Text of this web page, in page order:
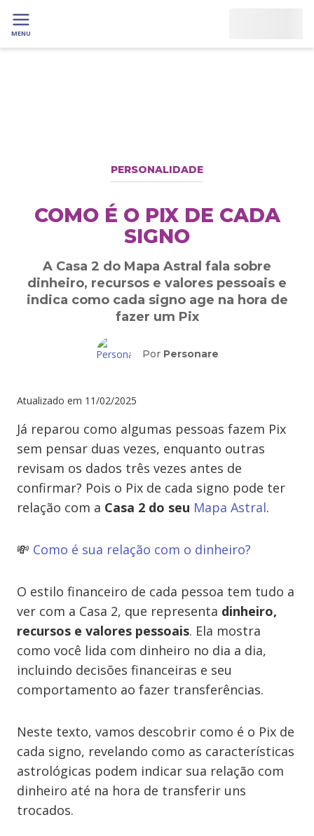
MENU
PERSONALIDADE
COMO É O PIX DE CADA
SIGNO
A Casa 2 do Mapa Astral fala sobre
dinheiro, recursos e valores pessoais e
indica como cada signo age na hora de
fazer um Pix
Por Personare
Atualizado em 11/02/2025
Já reparou como algumas pessoas fazem Pix
sem pensar duas vezes, enquanto outras
revisam os dados três vezes antes de
confirmar? Pois o Pix de cada signo pode ter
relação com a Casa 2 do seu Mapa Astral.
💸 Como é sua relação com o dinheiro?
O estilo financeiro de cada pessoa tem tudo a
ver com a Casa 2, que representa dinheiro,
recursos e valores pessoais. Ela mostra
como você lida com dinheiro no dia a dia,
incluindo decisões financeiras e seu
comportamento ao fazer transferências.
Neste texto, vamos descobrir como é o Pix de
cada signo, revelando como as características
astrológicas podem indicar sua relação com
dinheiro até na hora de transferir uns
trocados.